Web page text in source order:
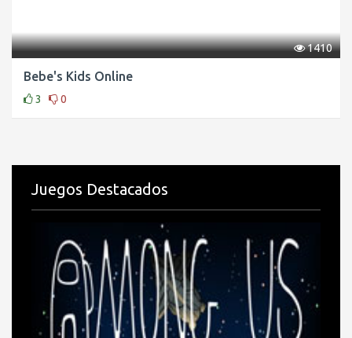
1410
Bebe's Kids Online
3 0
Juegos Destacados